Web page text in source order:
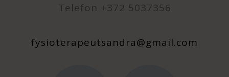
Telefon +372 5037356
fysioterapeutsandra@gmail.com